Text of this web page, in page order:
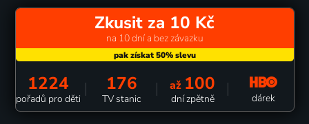
Zkusit za 10 Kč
na 10 dní a bez závazku
1224
pořadů pro děti
176
TV stanic
až 100
dní zpětně dárek